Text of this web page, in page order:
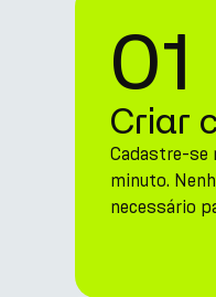
01
Criar
Cadastre-se
minuto.
necessário